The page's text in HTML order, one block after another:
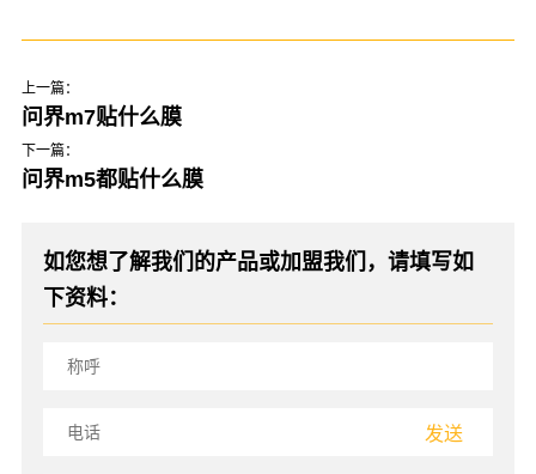
上一篇：
问界m7贴什么膜
下一篇：
问界m5都贴什么膜
如您想了解我们的产品或加盟我们，请填写如
下资料：
发送